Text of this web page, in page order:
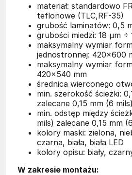
materiał: standardowo
teflonowe (TLC,RF-35)
grubość laminatów: 0,5
grubości miedzi: 18 μm ÷
maksymalny wymiar
jednostronnej: 420×600
maksymalny wymiar
420×540 mm
średnica wierconego
min. szerokość ścieżki:
zalecane 0,15 mm (6 mils)
min. odstęp między
mils) zalecane 0,15 mm
kolory maski: zielona,
czarna, biała, biała LED
kolory opisu: biały,
W zakresie montażu: